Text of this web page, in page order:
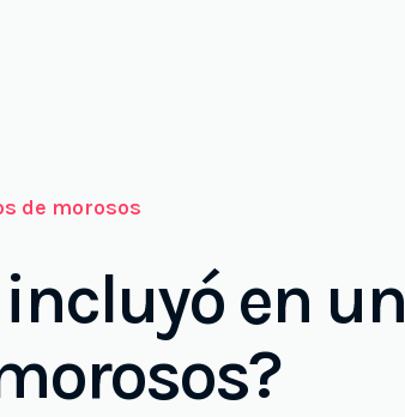
de morosos
en un